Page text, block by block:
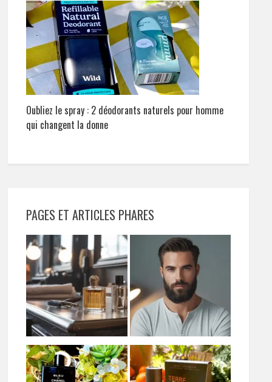
Oubliez le spray : 2 déodorants naturels pour homme
qui changent la donne
PAGES ET ARTICLES PHARES